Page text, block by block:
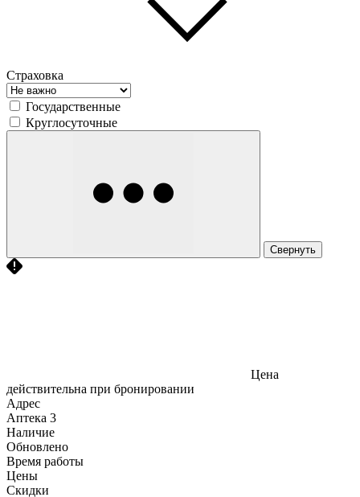
Страховка
Государственные
Круглосуточные
Свернуть
Цена
действительна при бронировании
Адрес
Аптека 3
Наличие
Обновлено
Время работы
Цены
Скидки